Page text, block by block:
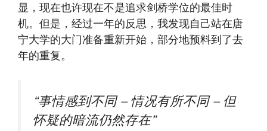
显，现在也许现在不是追求剑桥学位的最佳时
机。但是，经过一年的反思，我发现自己站在唐
宁大学的大门准备重新开始，部分地预料到了去
年的重复。
“事情感到不同 – 情况有所不同 – 但
怀疑的暗流仍然存在”